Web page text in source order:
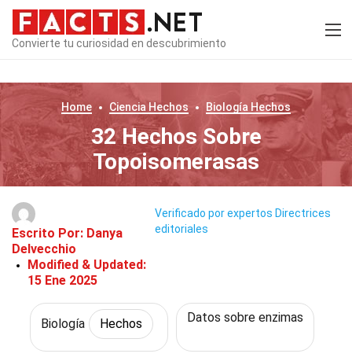
Convierte tu curiosidad en descubrimiento
Home Ciencia Hechos Biología Hechos
32 Hechos Sobre
Topoisomerasas
Escrito Por: Danya
Delvecchio
Modified & Updated:
15 Ene 2025
Verificado por expertos Directrices
editoriales
Biología Hechos Datos sobre enzimas